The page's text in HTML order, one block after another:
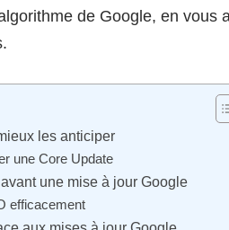
de Google, en vous
les anticiper
une Core Update
une mise à jour Google
efficacement